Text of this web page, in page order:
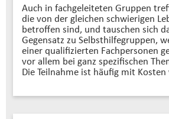
Auch in fachgeleiteten Gruppen
die von der gleichen schwierigen
betroffen sind, und tauschen sich
Gegensatz zu Selbsthilfegruppen,
einer qualifizierten Fachpersonen
vor allem bei ganz spezifischen
Die Teilnahme ist häufig mit